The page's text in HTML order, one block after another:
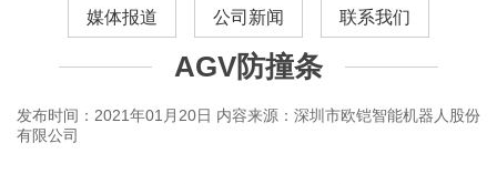
媒体报道 公司新闻 联系我们
AGV防撞条
发布时间：2021年01月20日 内容来源：深圳市欧铠智能机器人股份
有限公司